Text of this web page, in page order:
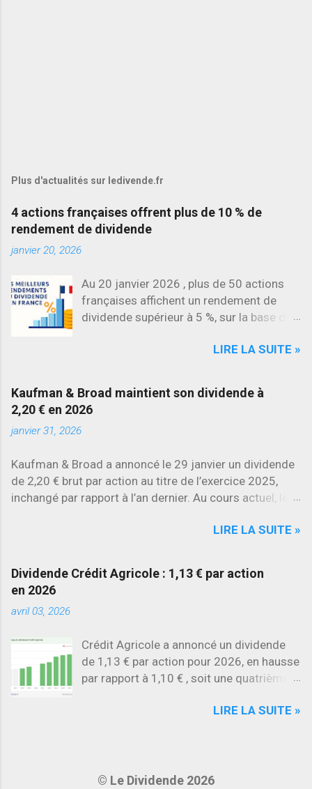
Plus d'actualités sur ledivende.fr
4 actions françaises offrent plus de 10 % de
rendement de dividende
janvier 20, 2026
Au 20 janvier 2026 , plus de 50 actions
françaises affichent un rendement de
dividende supérieur à 5 %, sur la base des
évolutions les plus marquantes concerne
Stellantis et Renault reculent déjà à deux
chiffres.
LIRE LA SUITE »
Kaufman & Broad maintient son dividende à
2,20 € en 2026
janvier 31, 2026
Kaufman & Broad a annoncé le 29 janvier un dividende
de 2,20 € brut par action au titre de l’exercice 2025,
inchangé par rapport à l’an dernier. Au cours actuel, le
LIRE LA SUITE »
Dividende Crédit Agricole : 1,13 € par action
en 2026
avril 03, 2026
Crédit Agricole a annoncé un dividende
de 1,13 € par action pour 2026, en hausse
par rapport à 1,10 € , soit une quatrième
LIRE LA SUITE »
© Le Dividende 2026